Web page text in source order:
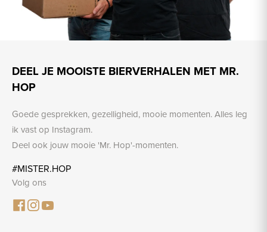
DEEL JE MOOISTE BIERVERHALEN MET MR.
HOP
Goede gesprekken, gezelligheid, mooie momenten. Alles leg
ik vast op Instagram.
Deel ook jouw mooie 'Mr. Hop'-momenten.
#MISTER.HOP
Volg ons